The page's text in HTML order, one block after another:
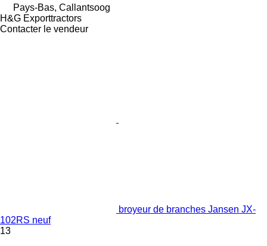
Pays-Bas, Callantsoog
H&G Exporttractors
Contacter le vendeur
broyeur de branches Jansen JX-
102RS neuf
13